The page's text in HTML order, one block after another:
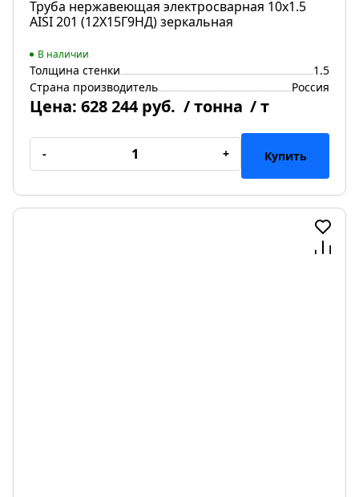
Труба нержавеющая электросварная 10х1.5
AISI 201 (12Х15Г9НД) зеркальная
В наличии
Толщина стенки
1.5
Страна производитель
Россия
Цена: 628 244 руб. / тонна / т
- + Купить